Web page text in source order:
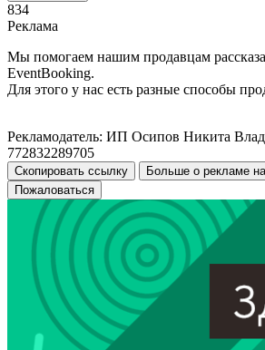
834
Реклама
Мы помогаем нашим продавцам
EventBooking.
Для этого у нас есть разные способы
Рекламодатель: ИП Осипов Никита
772832289705
Скопировать ссылку
Больше о рекламе
Пожаловаться